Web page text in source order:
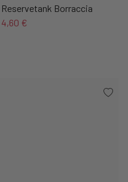
Reservetank Borraccia
4,60 €